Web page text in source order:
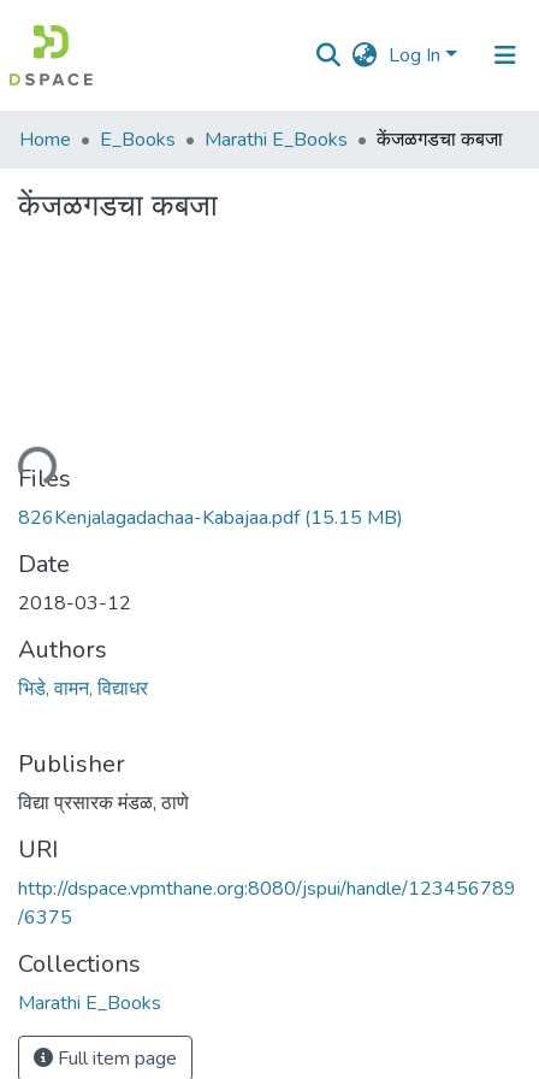
Log In
Communities
Collections
Home E_Books Marathi E_Books केंजळगडचा कबजा
केंजळगडचा कबजा
Files
826Kenjalagadachaa-Kabajaa.pdf(15.15 MB)
Date
2018-03-12
Authors
भिडे, वामन, विद्याधर
Publisher
विद्या प्रसारक मंडळ, ठाणे
URI
http://dspace.vpmthane.org:8080/jspui/handle/123456789
/6375
Collections
Marathi E_Books
Full item page